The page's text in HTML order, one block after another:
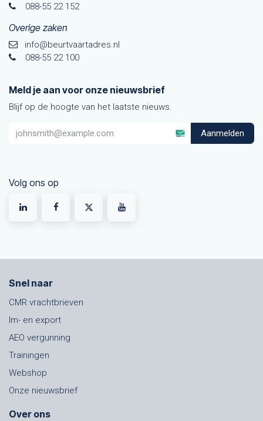
088-55 22 152
Overige zaken
info@beurtvaartadres.nl
088-55 22 100
Meld je aan voor onze nieuwsbrief
Blijf op de hoogte van het laatste nieuws.
Aanmelden
Volg ons op
Snel naar
CMR vrachtbrieven
Im- en export
AEO vergunning
Trainingen
Webshop
Onze nieuwsbrief
Over ons